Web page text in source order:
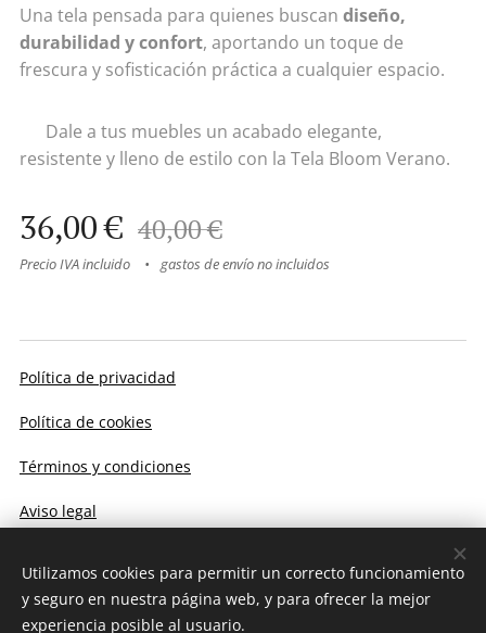
Una tela pensada para quienes buscan diseño,
durabilidad y confort, aportando un toque de
frescura y sofisticación práctica a cualquier espacio.
✨ Dale a tus muebles un acabado elegante,
resistente y lleno de estilo con la Tela Bloom Verano.
36,00€ 40,00€
Precio IVA incluido gastos de envío no incluidos
Política de privacidad
Política de cookies
Términos y condiciones
Aviso legal
Cookies
Utilizamos cookies para permitir un correcto funcionamiento
y seguro en nuestra página web, y para ofrecer la mejor
experiencia posible al usuario.